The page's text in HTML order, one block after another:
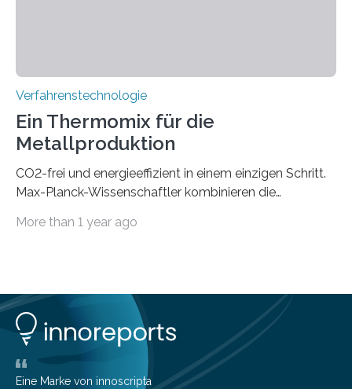
Verfahrenstechnologie
Ein Thermomix für die
Metallproduktion
CO2-frei und energieeffizient in einem einzigen Schritt.
Max-Planck-Wissenschaftler kombinieren die
von Metallen und Legierungen in einem einzigen,
der globalen CO2-Emissionen verantwortlich. Allein um
eine Tonne Eisen zu produzieren, werden zwei Tonnen
CO2 ausgestoßen. Bei der Produktion von einer Tonne
Nickel fallen sogar 14 Tonnen oder mehr CO2 an. Dabei
sind Eisen und…
More than 1 year ago
Eine Marke von innoscripta